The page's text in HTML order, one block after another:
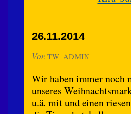
26.11.2014
Von TW_ADMIN
Wir haben immer noch
unseres
u.ä. mit und einen